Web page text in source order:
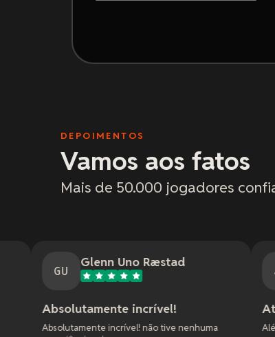
DEPOIMENTOS
Vamos aos fatos
Mais de 50.000 jogadores
Uno Ræstad
incrível!
incrível! não tive nenhuma
Atendimento
Além de responderem